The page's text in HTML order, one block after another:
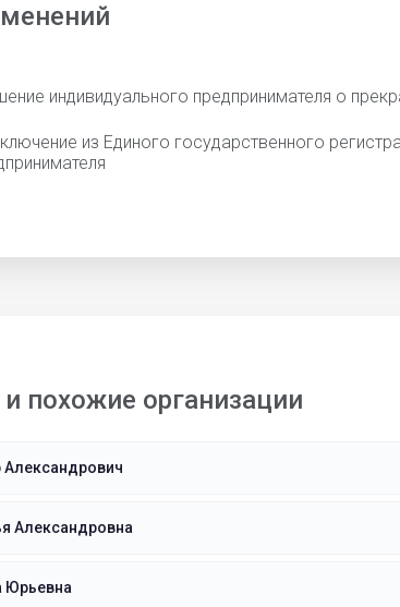
индивидуального предпринимателя о
из Единого государственного
похожие организации
Александровна
Юрьевна